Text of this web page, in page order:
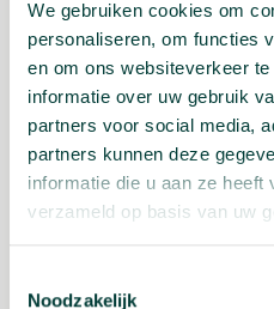
We gebruiken cookies om
personaliseren, om functies
en om ons websiteverkeer
informatie over uw gebruik
partners voor social media,
partners kunnen deze
informatie die u aan ze
verzameld op basis van uw
Noodzakelijk
Dit is een
hoeft af te lossen. Bij
alleen rente. Hierdoor
vrijwel alleen uit
einde van de looptijd
openstaande
terugbetalen. Bij een
hypotheek zorg je dus
waarmee je je
of te beleggen of door